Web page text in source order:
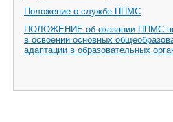
Положение о службе ППМС
ПОЛОЖЕНИЕ об оказании ППМС-
в освоении основных
адаптации в образовательных